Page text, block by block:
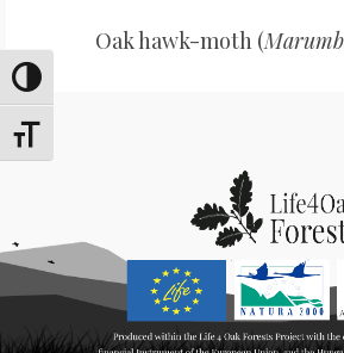
Переключить на высокую
Переключить на увеличенный шрифт
Oak hawk-moth (